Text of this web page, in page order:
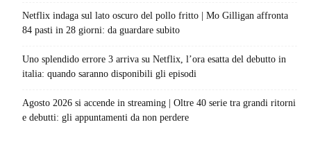
Netflix indaga sul lato oscuro del pollo fritto | Mo Gilligan affronta
84 pasti in 28 giorni: da guardare subito
Uno splendido errore 3 arriva su Netflix, l’ora esatta del debutto in
italia: quando saranno disponibili gli episodi
Agosto 2026 si accende in streaming | Oltre 40 serie tra grandi ritorni
e debutti: gli appuntamenti da non perdere